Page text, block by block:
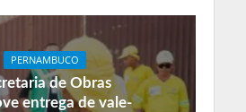
PERNAMBUCO
de Obras
entrega de vale-